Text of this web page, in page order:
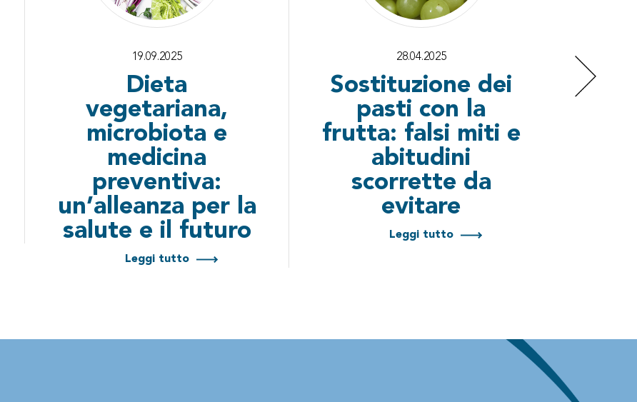
19.09.2025
Dieta
vegetariana,
microbiota e
medicina
preventiva:
un’alleanza per la
salute e il futuro
Leggi tutto
28.04.2025
Sostituzione dei
pasti con la
frutta: falsi miti e
abitudini
scorrette da
evitare
Leggi tutto